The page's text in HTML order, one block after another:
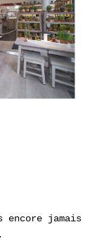
encore jamais